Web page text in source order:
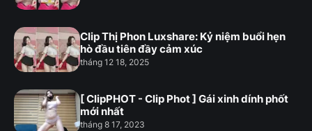
Clip Thị Phon Luxshare: Kỷ niệm buổi hẹn
hò đầu tiên đầy cảm xúc
tháng 12 18, 2025
[ ClipPHOT - Clip Phot ] Gái xinh dính phốt
mới nhất
tháng 8 17, 2023